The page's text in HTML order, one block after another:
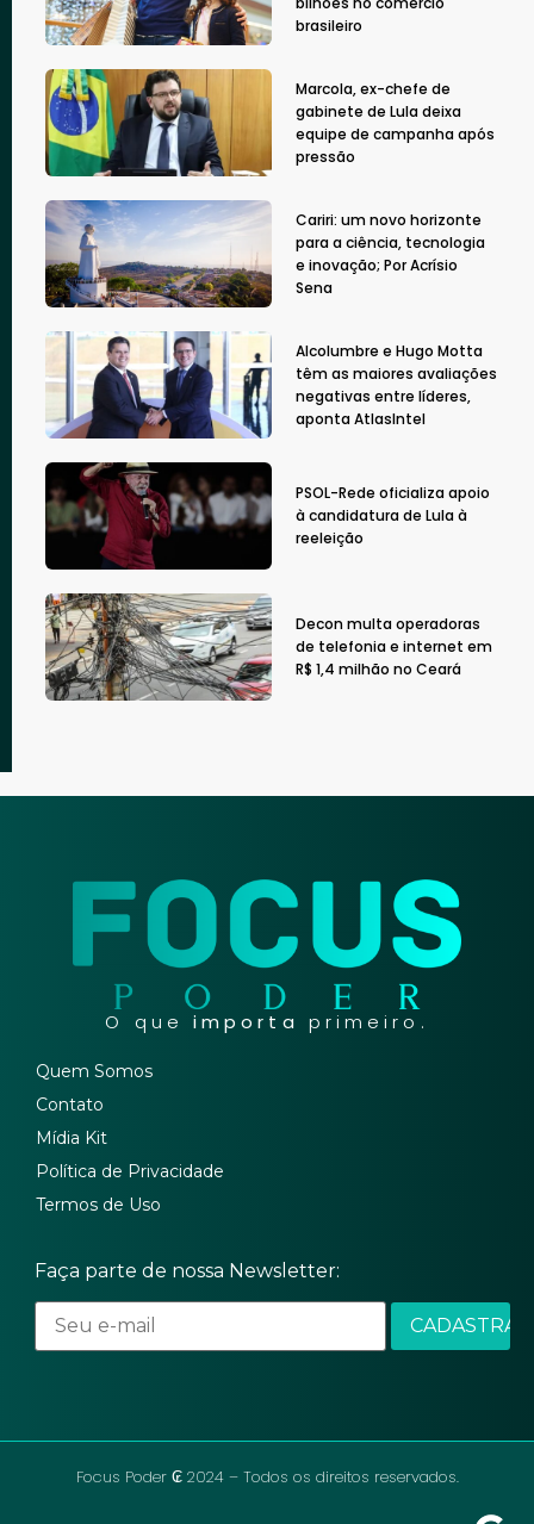
brasileiro
Marcola, ex-chefe de
gabinete de Lula deixa
equipe de campanha após
pressão
Cariri: um novo horizonte
para a ciência, tecnologia
e inovação; Por Acrísio
Sena
Alcolumbre e Hugo Motta
têm as maiores avaliações
negativas entre líderes,
aponta AtlasIntel
PSOL-Rede oficializa apoio
à candidatura de Lula à
reeleição
Decon multa operadoras
de telefonia e internet em
R$ 1,4 milhão no Ceará
O que importa primeiro.
Quem Somos
Contato
Mídia Kit
Política de Privacidade
Termos de Uso
Faça parte de nossa Newsletter:
Focus Poder ₢ 2024 – Todos os direitos reservados.